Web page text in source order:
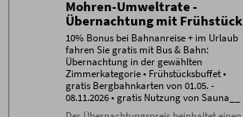
Mohren-Umweltrate -
Übernachtung mit Frühstück
10% Bonus bei Bahnanreise + im Urlaub
fahren Sie gratis mit Bus & Bahn:
Übernachtung in der gewählten
Zimmerkategorie • Frühstücksbuffet •
gratis Bergbahnkarten von 01.05. -
08.11.2026 • gratis Nutzung von Sauna__